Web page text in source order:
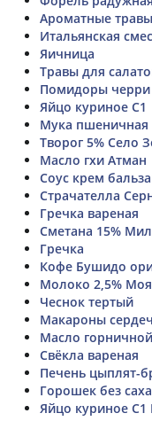
Ароматные
Итальянская
Яичница
Травы для
Помидоры черри
Яйцо куриное С1
Мука пшеничная
Творог 5% Село
Масло гхи Атман
Соус крем
Страчателла
Гречка вареная
Сметана 15%
Гречка
Кофе Бушидо
Молоко 2,5%
Чеснок тертый
Макароны
Масло
Свёкла вареная
Печень цыплят-
Горошек без
Яйцо куриное С1